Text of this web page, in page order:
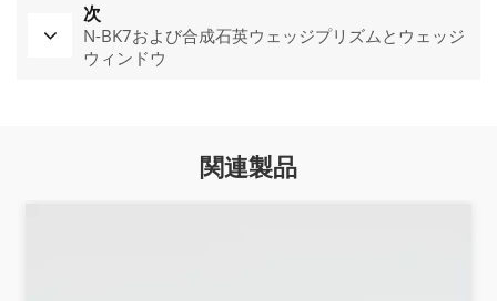
次
N-BK7および合成石英ウェッジプリズムとウェッジ
ウィンドウ
関連製品